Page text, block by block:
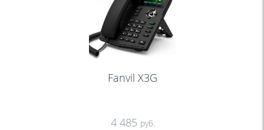
Fanvil X3G
4 485 руб.